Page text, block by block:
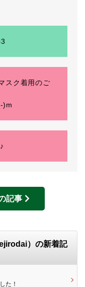
スク着用のご
)m
記事
）の新着記
た！